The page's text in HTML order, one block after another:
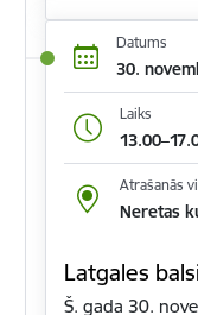
Datums
30.
Laiks
Atrašanās
Neretas
Latgales
Š. gada 30.